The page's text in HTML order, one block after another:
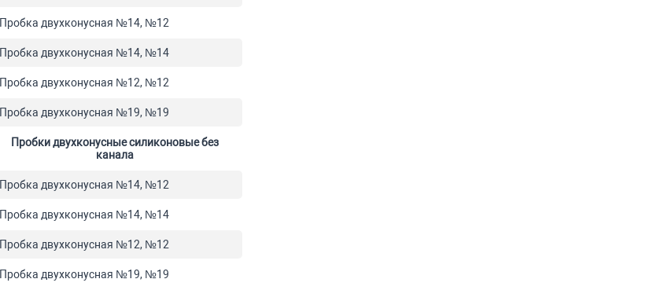
Пробка двухконусная №14, №12
Пробка двухконусная №14, №14
Пробка двухконусная №12, №12
Пробка двухконусная №19, №19
Пробки двухконусные силиконовые без
канала
Пробка двухконусная №14, №12
Пробка двухконусная №14, №14
Пробка двухконусная №12, №12
Пробка двухконусная №19, №19